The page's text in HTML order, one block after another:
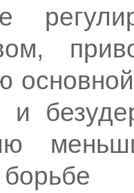
и